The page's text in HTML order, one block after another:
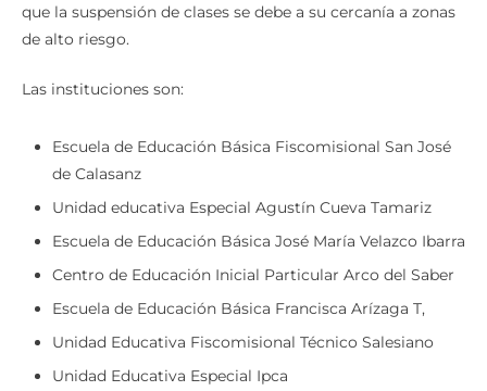
que la suspensión de clases se debe a su cercanía a zonas
de alto riesgo.
Las instituciones son:
Escuela de Educación Básica Fiscomisional San José
de Calasanz
Unidad educativa Especial Agustín Cueva Tamariz
Escuela de Educación Básica José María Velazco Ibarra
Centro de Educación Inicial Particular Arco del Saber
Escuela de Educación Básica Francisca Arízaga T,
Unidad Educativa Fiscomisional Técnico Salesiano
Unidad Educativa Especial Ipca